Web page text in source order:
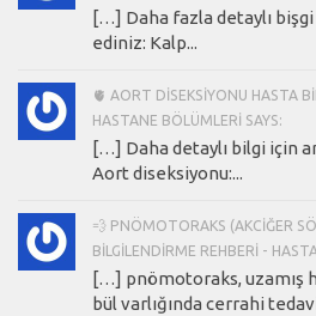
[…] Daha fazla detaylı
ediniz: Kalp...
🫀 AORT DISEKSIYONU HASTA
HASTANE BÖLÜMLERI SAYS:
[…] Daha detaylı bilgi için
Aort diseksiyonu:...
💨 PNÖMOTORAKS (AKCIĞER
BILGILENDIRME REHBERI -
[…] pnömotoraks, uzamış
bül varlığında cerrahi